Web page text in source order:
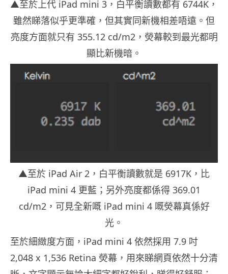
▲至於上代 iPad mini 3，白平衡讀數都有 6744K，
雖然睇落似乎更準確，但其實同新機相差唔遠。但
亮度方面就只有 355.12 cd/m2，熒幕較到最光都明
顯比新機暗。
▲至於 iPad Air 2，白平衡讀數就是 6917K，比
iPad mini 4 更藍；另外亮度都係得 369.01
cd/m2，可見全新嘅 iPad mini 4 嘅熒幕真係好
光。
至於細緻度方面，iPad mini 4 依然採用 7.9 吋
2,048 x 1,536 Retina 熒幕，用來睇網頁依然十分清